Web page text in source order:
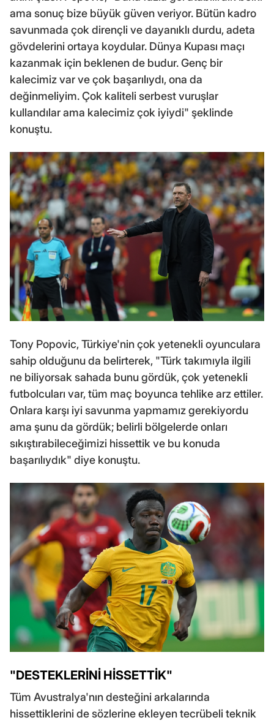
ama sonuç bize büyük güven veriyor. Bütün kadro
savunmada çok dirençli ve dayanıklı durdu, adeta
gövdelerini ortaya koydular. Dünya Kupası maçı
kazanmak için beklenen de budur. Genç bir
kalecimiz var ve çok başarılıydı, ona da
değinmeliyim. Çok kaliteli serbest vuruşlar
kullandılar ama kalecimiz çok iyiydi" şeklinde
konuştu.
Tony Popovic, Türkiye'nin çok yetenekli oyunculara
sahip olduğunu da belirterek, "Türk takımıyla ilgili
ne biliyorsak sahada bunu gördük, çok yetenekli
futbolcuları var, tüm maç boyunca tehlike arz ettiler.
Onlara karşı iyi savunma yapmamız gerekiyordu
ama şunu da gördük; belirli bölgelerde onları
sıkıştırabileceğimizi hissettik ve bu konuda
başarılıydık" diye konuştu.
"DESTEKLERİNİ HİSSETTİK"
Tüm Avustralya'nın desteğini arkalarında
hissettiklerini de sözlerine ekleyen tecrübeli teknik